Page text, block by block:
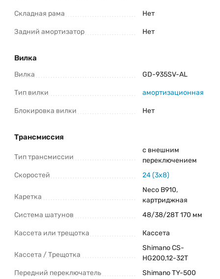
Складная рама Нет
Задний амортизатор Нет
Вилка
Вилка GD-935SV-AL
Тип вилки амортизационная
Блокировка вилки Нет
Трансмиссия
Тип трансмиссии
с внешним
переключением
Скоростей
24 (3x8)
Каретка
Neco B910,
картриджная
Система шатунов
48/38/28T 170 мм
Кассета или трещотка Кассета
Кассета / Трещотка
Shimano CS-
HG200,12-32T
Передний переключатель
Shimano TY-500